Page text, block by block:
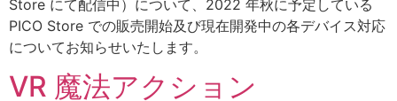
Store にて配信中）について、2022 年秋に予定している
PICO Store での販売開始及び現在開発中の各デバイス対応
についてお知らせいたします。
VR 魔法アクション